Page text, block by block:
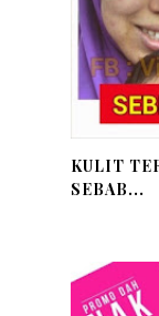
KULIT
SEBAB...